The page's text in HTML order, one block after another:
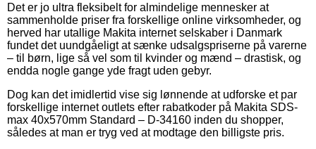
Det er jo ultra fleksibelt for almindelige mennesker at
sammenholde priser fra forskellige online virksomheder, og
herved har utallige Makita internet selskaber i Danmark
fundet det uundgåeligt at sænke udsalgspriserne på varerne
– til børn, lige så vel som til kvinder og mænd – drastisk, og
endda nogle gange yde fragt uden gebyr.
Dog kan det imidlertid vise sig lønnende at udforske et par
forskellige internet outlets efter rabatkoder på Makita SDS-
max 40x570mm Standard – D-34160 inden du shopper,
således at man er tryg ved at modtage den billigste pris.